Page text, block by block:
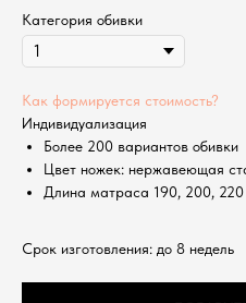
Категория обивки
Как формируется стоимость?
Индивидуализация
Более 200 вариантов обивки
Цвет ножек: нержавеющая
Длина матраса 190, 200,
Срок изготовления: до 8 недель